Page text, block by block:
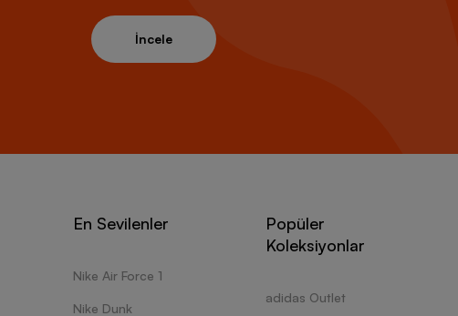
İncele
En Sevilenler
Nike Air Force 1
Nike Dunk
Popüler
Koleksiyonlar
adidas Outlet